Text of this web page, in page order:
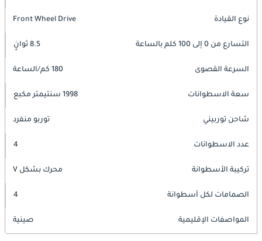
نوع القيادة Front Wheel Drive
التسارع من 0 إلى 100 كلم بالساعة 8.5 ثوانٍ
السرعة القصوى 180 كم/الساعة
سعة الاسطوانات 1998 سنتيمتر مكبع
شاحن توربيني توربو منفرد
عدد الاسطوانات 4
تركيبة الأسطوانة محرك بشكل V
الصمامات لكل أسطوانة 4
المواصفات الإقليمية صينية